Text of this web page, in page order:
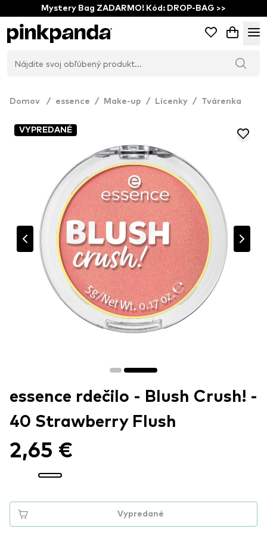
Mystery Bag ZADARMO! Kód: DROP-BAG >>
Domov / essence / Make-up / Lícenky / Tvárenka
VYPREDANÉ
essence rdečilo - Blush Crush! -
40 Strawberry Flush
2,65 €
Vypredané